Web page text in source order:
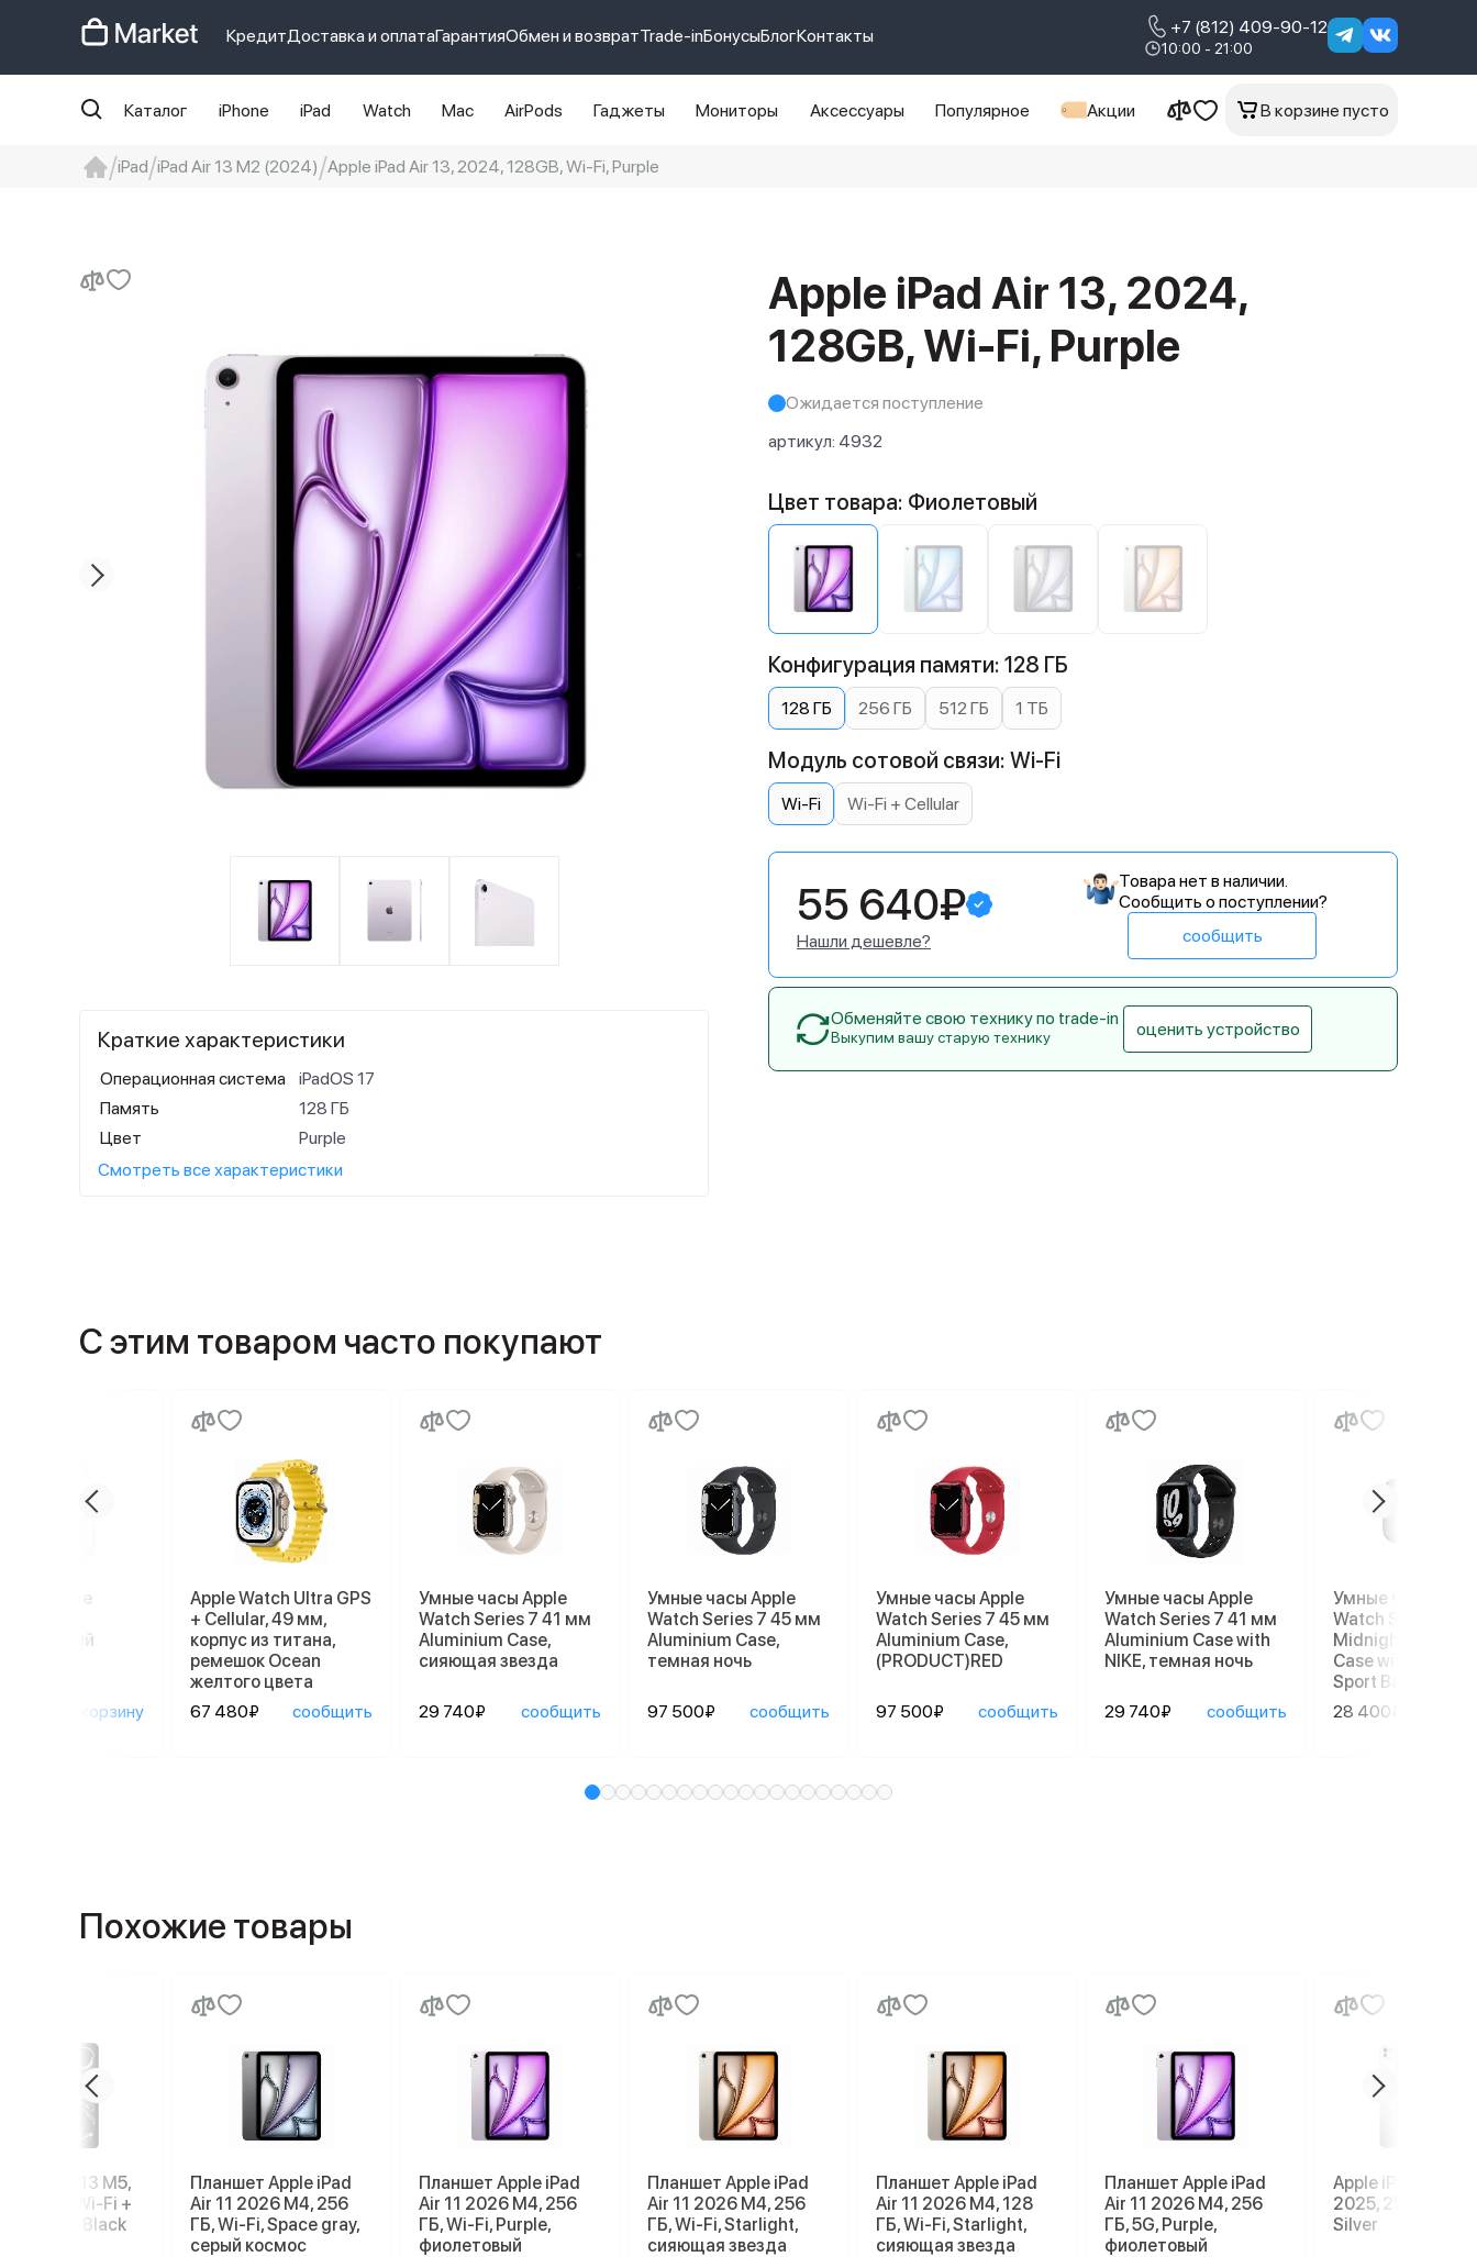
КредитДоставка и оплатаГарантияОбмен и возвратTrade-inБонусыБлогКонтакты +7 (812) 409-90-12
10:00 - 21:00
Каталог iPhone iPad Watch Mac AirPods Гаджеты Мониторы Аксессуары Популярное Акции В корзине пусто
iPad iPad Air 13 M2 (2024) Apple iPad Air 13, 2024, 128GB, Wi-Fi, Purple
Apple iPad Air 13, 2024,
128GB, Wi-Fi, Purple
Ожидается поступление
артикул: 4932
Краткие характеристики
Операционная система
iPadOS 17
Память
128 ГБ
Цвет
Purple
Смотреть все характеристики
Цвет товара: Фиолетовый
Конфигурация памяти: 128 ГБ
128 ГБ 256 ГБ 512 ГБ 1 ТБ
Модуль сотовой связи: Wi-Fi
Wi-Fi Wi-Fi + Cellular
55 640₽
Нашли дешевле?
Товара нет в наличии.
Сообщить о поступлении?
сообщить
Обменяйте свою технику по trade-in
Выкупим вашу старую технику оценить устройство
С этим товаром часто покупают
Apple
белый
в корзину
Apple Watch Ultra GPS
+ Cellular, 49 мм,
корпус из титана,
ремешок Ocean
желтого цвета
67 480₽
сообщить
Умные часы Apple
Watch Series 7 41 мм
Aluminium Case,
сияющая звезда
29 740₽ сообщить
Умные часы Apple
Watch Series 7 45 мм
Aluminium Case,
темная ночь
97 500₽ сообщить
Умные часы Apple
Watch Series 7 45 мм
Aluminium Case,
(PRODUCT)RED
97 500₽ сообщить
Умные часы Apple
Watch Series 7 41 мм
Aluminium Case with
NIKE, темная ночь
29 740₽ сообщить
Умные часы
Watch Series 8
Midnight
Case with
Sport Band
28 400₽
Похожие товары
iPad Pro 13 M5,
512 GB, Wi-Fi +
Space Black
Планшет Apple iPad
Air 11 2026 M4, 256
ГБ, Wi-Fi, Space gray,
серый космос
Планшет Apple iPad
Air 11 2026 M4, 256
ГБ, Wi-Fi, Purple,
фиолетовый
Планшет Apple iPad
Air 11 2026 M4, 256
ГБ, Wi-Fi, Starlight,
сияющая звезда
Планшет Apple iPad
Air 11 2026 M4, 128
ГБ, Wi-Fi, Starlight,
сияющая звезда
Планшет Apple iPad
Air 11 2026 M4, 256
ГБ, 5G, Purple,
фиолетовый
Apple iPad Pro 13
2025, 256 GB,
Silver